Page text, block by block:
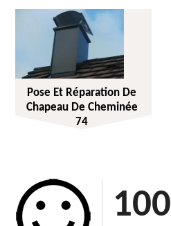
Pose Et Réparation De
Chapeau De Cheminée
74
100